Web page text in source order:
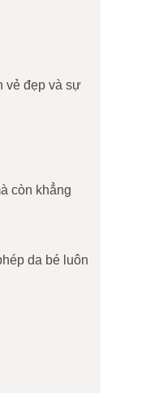
vẻ đẹp và sự
còn khẳng
da bé luôn